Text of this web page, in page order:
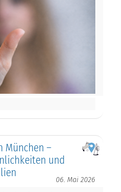
München –
und
06. Mai 2026